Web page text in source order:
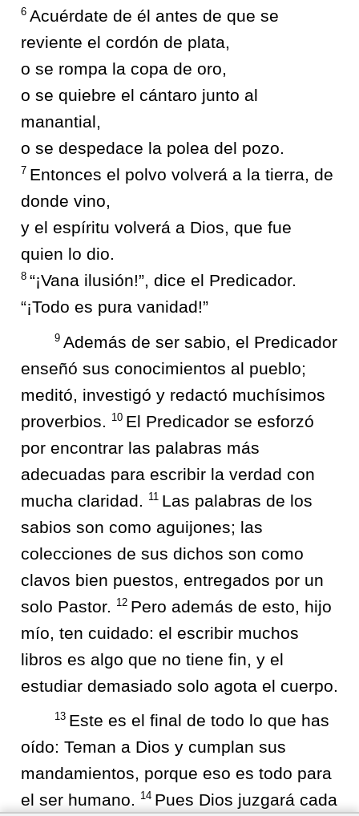
6 Acuérdate de él antes de que se
reviente el cordón de plata,
o se rompa la copa de oro,
o se quiebre el cántaro junto al
manantial,
o se despedace la polea del pozo.
7 Entonces el polvo volverá a la tierra, de
donde vino,
y el espíritu volverá a Dios, que fue
quien lo dio.
8 “¡Vana ilusión!”, dice el Predicador.
“¡Todo es pura vanidad!”
9 Además de ser sabio, el Predicador
enseñó sus conocimientos al pueblo;
meditó, investigó y redactó muchísimos
proverbios.
10 El Predicador se esforzó
por encontrar las palabras más
adecuadas para escribir la verdad con
mucha claridad.
11 Las palabras de los
sabios son como aguijones; las
colecciones de sus dichos son como
clavos bien puestos, entregados por un
solo Pastor.
12 Pero además de esto, hijo
mío, ten cuidado: el escribir muchos
libros es algo que no tiene fin, y el
estudiar demasiado solo agota el cuerpo.
13 Este es el final de todo lo que has
oído: Teman a Dios y cumplan sus
mandamientos, porque eso es todo para
el ser humano.
14 Pues Dios juzgará cada